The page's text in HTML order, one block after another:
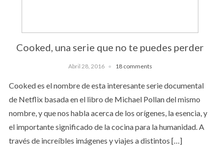
Cooked, una serie que no te puedes perder
Abril 28, 2016 18 comments
Cooked es el nombre de esta interesante serie documental
de Netflix basada en el libro de Michael Pollan del mismo
nombre, y que nos habla acerca de los orígenes, la esencia, y
el importante significado de la cocina para la humanidad. A
través de increíbles imágenes y viajes a distintos […]